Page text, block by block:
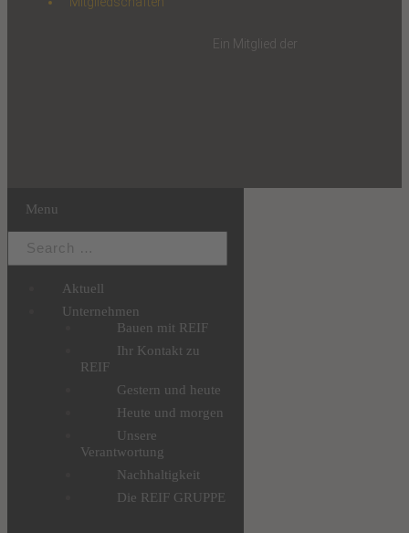
Ein Mitglied der
Menu
Aktuell
Unternehmen
Bauen mit REIF
Ihr Kontakt zu
REIF
Gestern und heute
Heute und morgen
Unsere
Verantwortung
Nachhaltigkeit
Die REIF GRUPPE